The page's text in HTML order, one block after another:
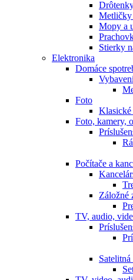
Metličky
Mopy a
Stierky
Elektronika
Domáce
Foto
Foto, kamery,
Počítače a
Záložné
TV, audio,